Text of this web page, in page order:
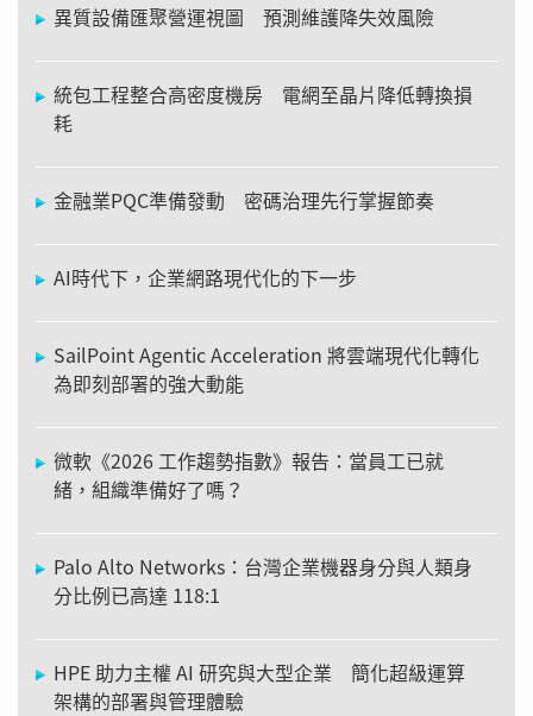
異質設備匯聚營運視圖 預測維護降失效風險
統包工程整合高密度機房 電網至晶片降低轉換損
耗
金融業PQC準備發動 密碼治理先行掌握節奏
AI時代下，企業網路現代化的下一步
SailPoint Agentic Acceleration 將雲端現代化轉化
為即刻部署的強大動能
微軟《2026 工作趨勢指數》報告：當員工已就
緒，組織準備好了嗎？
Palo Alto Networks：台灣企業機器身分與人類身
分比例已高達 118:1
HPE 助力主權 AI 研究與大型企業 簡化超級運算
架構的部署與管理體驗